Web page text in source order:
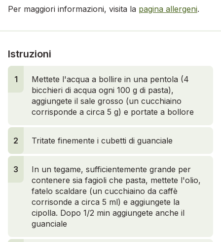
Per maggiori informazioni, visita la pagina allergeni.
Istruzioni
1
Mettete l'acqua a bollire in una pentola (4
bicchieri di acqua ogni 100 g di pasta),
aggiungete il sale grosso (un cucchiaino
corrisponde a circa 5 g) e portate a bollore
2 Tritate finemente i cubetti di guanciale
3
In un tegame, sufficientemente grande per
contenere sia fagioli che pasta, mettete l'olio,
fatelo scaldare (un cucchiaino da caffè
corrisonde a circa 5 ml) e aggiungete la
cipolla. Dopo 1/2 min aggiungete anche il
guanciale